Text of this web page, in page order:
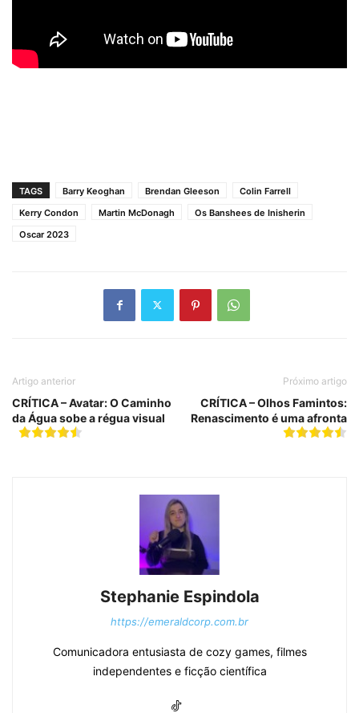
TAGS Barry Keoghan Brendan Gleeson
Colin Farrell
Kerry Condon
Martin McDonagh
Os Banshees de Inisherin
Oscar 2023
Artigo anterior
CRÍTICA – Avatar: O Caminho
da Água sobe a régua visual
Próximo artigo
CRÍTICA – Olhos Famintos:
Renascimento é uma afronta
Stephanie Espindola
https://emeraldcorp.com.br
Comunicadora entusiasta de cozy games, filmes
independentes e ficção científica